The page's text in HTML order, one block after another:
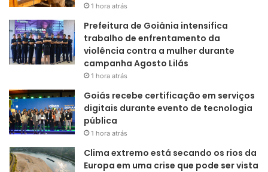
1 hora atrás
Prefeitura de Goiânia intensifica
trabalho de enfrentamento da
violência contra a mulher durante
campanha Agosto Lilás
1 hora atrás
Goiás recebe certificação em serviços
digitais durante evento de tecnologia
pública
1 hora atrás
Clima extremo está secando os rios da
Europa em uma crise que pode ser vista